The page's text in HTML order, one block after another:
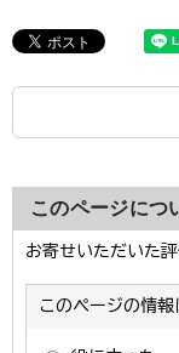
このページにつ